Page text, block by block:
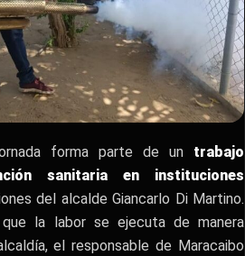
forma parte de un trabajo
sanitaria en instituciones
del alcalde Giancarlo Di Martino.
la labor se ejecuta de manera
el responsable de Maracaibo